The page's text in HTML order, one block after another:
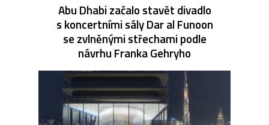
Abu Dhabi začalo stavět divadlo
s koncertními sály Dar al Funoon
se zvlněnými střechami podle
návrhu Franka Gehryho